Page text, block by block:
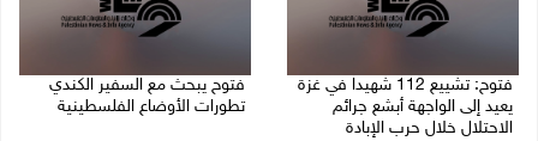
فتوح: تشييع 112 شهيدا في غزة
يعيد إلى الواجهة أبشع جرائم
الاحتلال خلال حرب الإبادة
فتوح يبحث مع السفير الكندي
تطورات الأوضاع الفلسطينية